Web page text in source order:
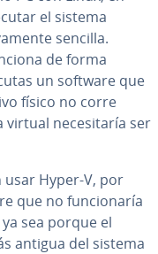
el sistema
sencilla.
de forma
un software que
físico no corre
virtual ne­ce­si­ta­ría ser
usar Hyper-V, por
que no fu­n­cio­na­ría
sea porque el
antigua del sistema